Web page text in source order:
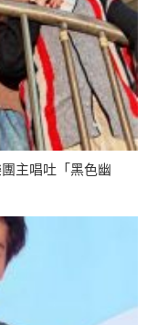
主唱吐「黑色幽